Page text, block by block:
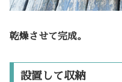
乾燥させて完成。
設置して収納